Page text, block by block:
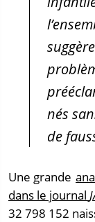
nés
de
Une grande
dans le journal
32 798 152